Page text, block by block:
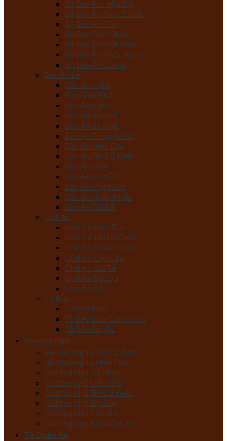
Bộ Bàn Ăn Hiện Đại
Bộ Bàn Ăn Tân Cổ Điển
Bộ Bàn Ăn Tròn
Bộ Bàn Ăn Mặt Đá
Bộ Bàn Ăn Mặt Kính
Bộ Bàn Ăn Nhập Khẩu
Bộ Bàn Ăn Giá Rẻ
Bàn Ăn Lẻ
Bàn Ăn 4 ghế
Bàn Ăn 6 Ghế
Bàn Ăn 8 ghế
Bàn Ăn 10 Ghế
Bàn Ăn 12 Ghế
Bàn Ăn Thông Minh
Bàn Ăn Hiện Đại
Bàn Ăn Tân Cổ Điển
Bàn Ăn Tròn
Bàn Ăn Mặt Đá
Bàn Ăn Mặt Kính
Bàn Ăn Nhập Khẩu
Bàn Ăn Giá Rẻ
Ghế ăn
Ghế Ăn Hiện Đại
Ghế Ăn Tân Cổ Điển
Ghế Ăn Nhập Khẩu
Ghế Ăn Cao Cấp
Ghế Ăn Giá Rẻ
Ghế Ăn Bọc Da
Ghế Ăn Gỗ
Tủ Bếp
Tủ Bếp Inox
Tủ Bếp Inox Cánh Kính
Tủ Bếp Acrylic
Giường Ngủ
Bộ Giường Tủ Tân Cổ Điển
Bộ Giường Tủ Hiện Đại
Giường Ngủ Gỗ Mun
Giường Ngủ Hiện Đại
Giường Ngủ Tân Cổ Điển
Giường Ngủ Bọc Da
Giường Ngủ Cỡ Lớn
Giường Ngủ Bọc Nệm, Nỉ
Tủ Quần Áo